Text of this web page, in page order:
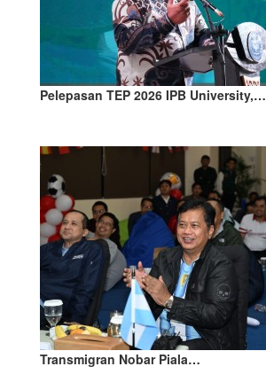
Pelepasan TEP 2026 IPB University,…
Transmigran Nobar Piala…